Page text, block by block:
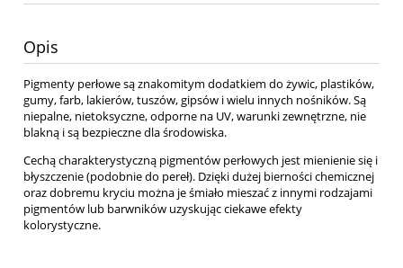
Opis
Pigmenty perłowe są znakomitym dodatkiem do żywic, plastików,
gumy, farb, lakierów, tuszów, gipsów i wielu innych nośników. Są
niepalne, nietoksyczne, odporne na UV, warunki zewnętrzne, nie
blakną i są bezpieczne dla środowiska.
Cechą charakterystyczną pigmentów perłowych jest mienienie się i
błyszczenie (podobnie do pereł). Dzięki dużej bierności chemicznej
oraz dobremu kryciu można je śmiało mieszać z innymi rodzajami
pigmentów lub barwników uzyskując ciekawe efekty
kolorystyczne.